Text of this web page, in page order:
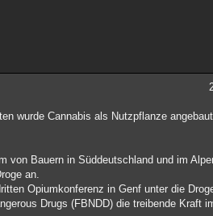
wurde Cannabis als Nutzpflanze
von Bauern in Süddeutschland und im
an.
Opiumkonferenz in Genf unter die
Drugs (FBNDD) die treibende Kraft